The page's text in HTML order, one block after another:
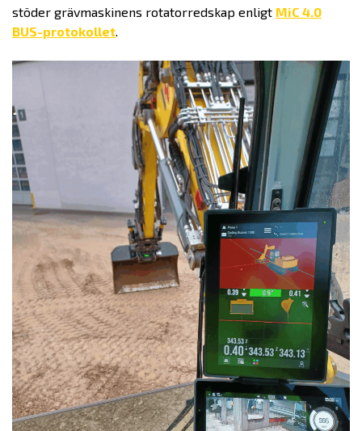
stöder grävmaskinens rotatorredskap enligt MiC 4.0
BUS-protokollet.